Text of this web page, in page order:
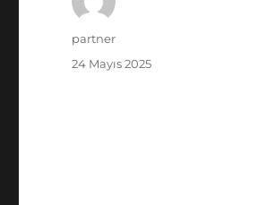
Yazar
partner
Yayın
24 Mayıs 2025